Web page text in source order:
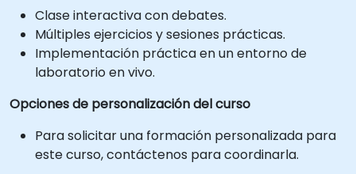
Clase interactiva con debates.
Múltiples ejercicios y sesiones prácticas.
Implementación práctica en un entorno de
laboratorio en vivo.
Opciones de personalización del curso
Para solicitar una formación personalizada para
este curso, contáctenos para coordinarla.